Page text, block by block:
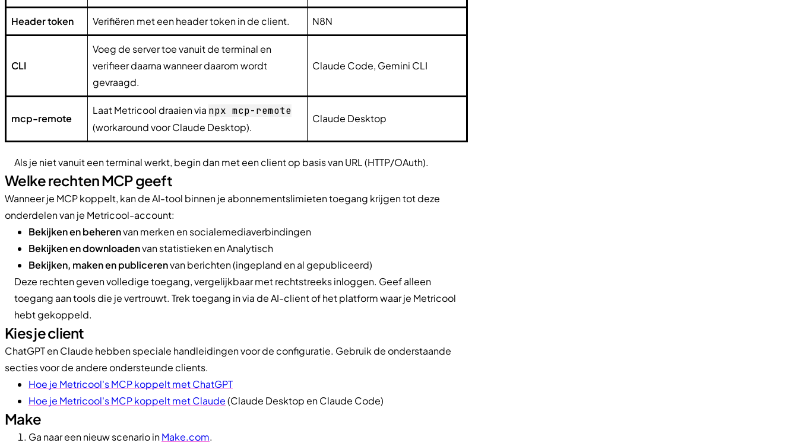
Header token Verifiëren met een header token in de client. N8N
CLI
Voeg de server toe vanuit de terminal en
verifieer daarna wanneer daarom wordt
gevraagd.
Claude Code, Gemini CLI
mcp-remote
Laat Metricool draaien via npx mcp-remote
(workaround voor Claude Desktop).
Claude Desktop
Als je niet vanuit een terminal werkt, begin dan met een client op basis van URL (HTTP/OAuth).
Welke rechten MCP geeft
Wanneer je MCP koppelt, kan de AI-tool binnen je abonnementslimieten toegang krijgen tot deze
onderdelen van je Metricool-account:
Bekijken en beherenvan merken en socialemediaverbindingen
Bekijken en downloadenvan statistieken en Analytisch
Bekijken, maken en publicerenvan berichten (ingepland en al gepubliceerd)
Deze rechten geven volledige toegang, vergelijkbaar met rechtstreeks inloggen. Geef alleen
toegang aan tools die je vertrouwt. Trek toegang in via de AI-client of het platform waar je Metricool
hebt gekoppeld.
Kies je client
ChatGPT en Claude hebben speciale handleidingen voor de configuratie. Gebruik de onderstaande
secties voor de andere ondersteunde clients.
Hoe je Metricool's MCP koppelt met ChatGPT
Hoe je Metricool's MCP koppelt met Claude(Claude Desktop en Claude Code)
Make
Ga naar een nieuw scenario inMake.com.